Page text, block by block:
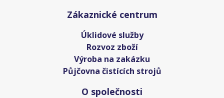
Zákaznické centrum
Úklidové služby
Rozvoz zboží
Výroba na zakázku
Půjčovna čistících strojů
O společnosti